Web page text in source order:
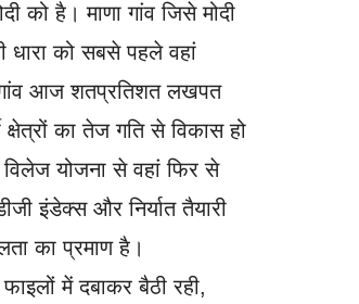
को है। माणा गांव जिसे मोदी
धारा को सबसे पहले वहां
गांव आज शतप्रतिशत लखपत
क्षेत्रों का तेज गति से विकास हो
योजना से वहां फिर से
इंडेक्स और निर्यात तैयारी
का प्रमाण है।
में दबाकर बैठी रही,